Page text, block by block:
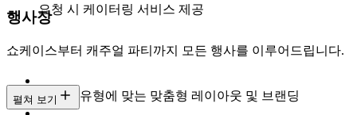
요청 시 케이터링 서비스 제공
행사장
쇼케이스부터 캐주얼 파티까지 모든 행사를 이루어드립니다.
이벤트 유형에 맞는 맞춤형 레이아웃 및 브랜딩
펼쳐 보기